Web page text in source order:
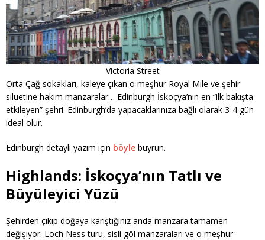
Victoria Street
Orta Çağ sokakları, kaleye çıkan o meşhur Royal Mile ve şehir
siluetine hakim manzaralar… Edinburgh İskoçya’nın en “ilk bakışta
etkileyen” şehri. Edinburgh’da yapacaklarınıza bağlı olarak 3-4 gün
ideal olur.
Edinburgh detaylı yazım için böyle buyrun.
Highlands: İskoçya’nın Tatlı ve
Büyüleyici Yüzü
Şehirden çıkıp doğaya karıştığınız anda manzara tamamen
değişiyor. Loch Ness turu, sisli göl manzaraları ve o meşhur